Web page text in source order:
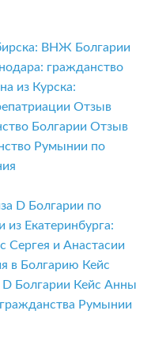
ВНЖ Болгарии
гражданство
из Курска:
Отзыв
Болгарии Отзыв
Румынии по
D Болгарии по
Екатеринбурга:
Сергея и Анастасии
в Болгарию Кейс
Болгарии Кейс Анны
Румынии